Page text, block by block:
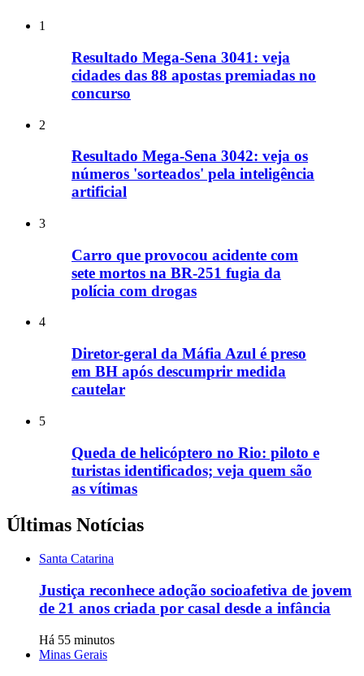
1
Resultado Mega-Sena 3041: veja
cidades das 88 apostas premiadas no
concurso
2
Resultado Mega-Sena 3042: veja os
números 'sorteados' pela inteligência
artificial
3
Carro que provocou acidente com
sete mortos na BR-251 fugia da
polícia com drogas
4
Diretor-geral da Máfia Azul é preso
em BH após descumprir medida
cautelar
5
Queda de helicóptero no Rio: piloto e
turistas identificados; veja quem são
as vítimas
Últimas Notícias
Santa Catarina
Justiça reconhece adoção socioafetiva de jovem
de 21 anos criada por casal desde a infância
Há 55 minutos
Minas Gerais